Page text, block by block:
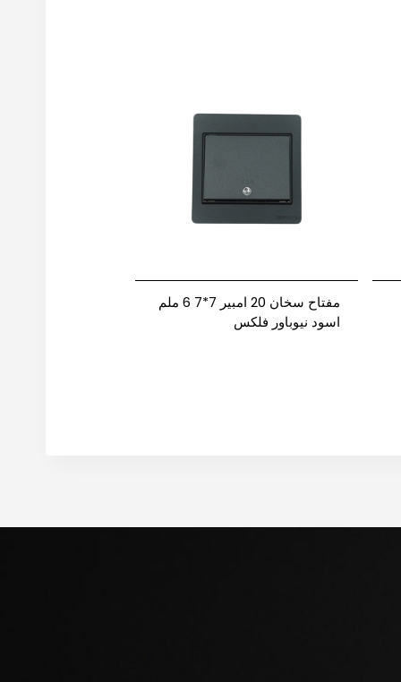
مفتاح سخان 20 امبير 7*7 6 ملم
اسود نيوباور فلكس